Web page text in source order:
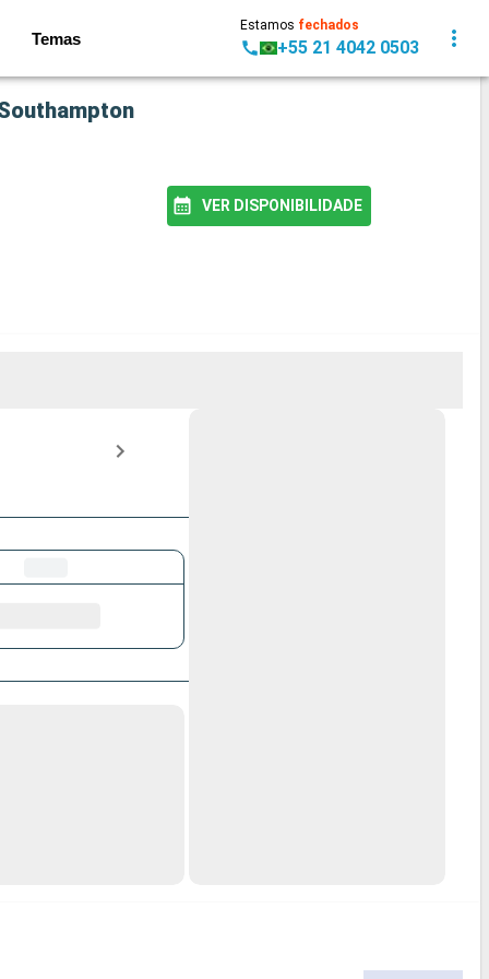
Temas
Estamos fechados
+55 21 4042 0503
VER DISPONIBILIDADE